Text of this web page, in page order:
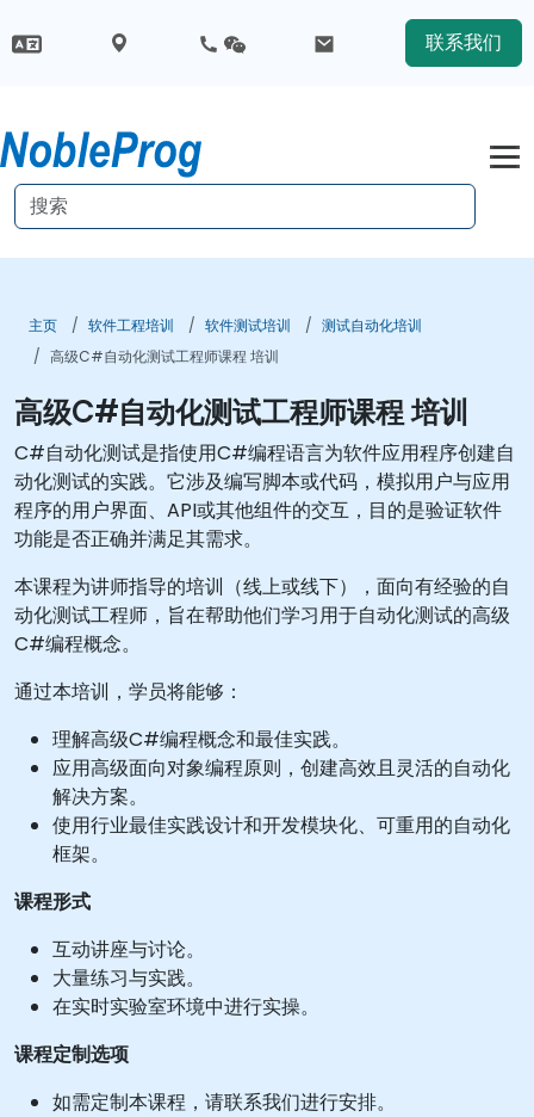
联系我们
主页 软件工程培训 软件测试培训
测试自动化培训
高级C#自动化测试工程师课程 培训
高级C#自动化测试工程师课程 培训
C#自动化测试是指使用C#编程语言为软件应用程序创建自
动化测试的实践。它涉及编写脚本或代码，模拟用户与应用
程序的用户界面、API或其他组件的交互，目的是验证软件
功能是否正确并满足其需求。
本课程为讲师指导的培训（线上或线下），面向有经验的自
动化测试工程师，旨在帮助他们学习用于自动化测试的高级
C#编程概念。
通过本培训，学员将能够：
理解高级C#编程概念和最佳实践。
应用高级面向对象编程原则，创建高效且灵活的自动化
解决方案。
使用行业最佳实践设计和开发模块化、可重用的自动化
框架。
课程形式
互动讲座与讨论。
大量练习与实践。
在实时实验室环境中进行实操。
课程定制选项
如需定制本课程，请联系我们进行安排。